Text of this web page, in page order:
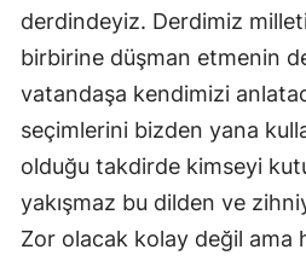
derdindeyiz. Derdimiz
birbirine düşman etmenin
vatandaşa kendimizi
seçimlerini bizden yana
olduğu takdirde kimseyi
yakışmaz bu dilden ve
Zor olacak kolay değil ama